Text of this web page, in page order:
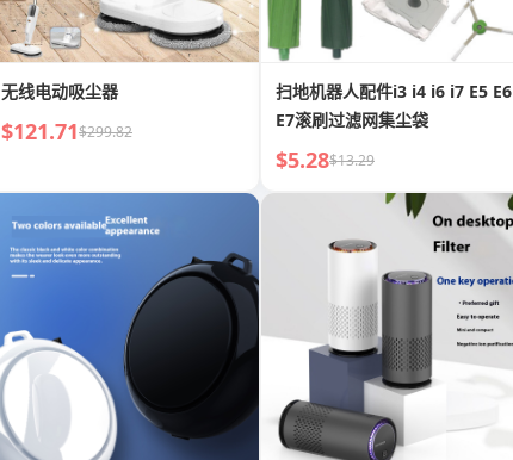
无线电动吸尘器
$121.71$299.82
扫地机器人配件i3 i4 i6 i7 E5 E6
E7滚刷过滤网集尘袋
$5.28$13.29